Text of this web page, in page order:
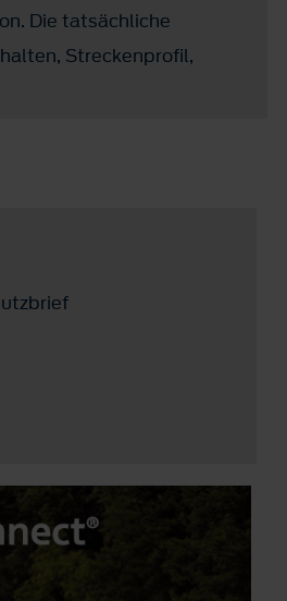
Die tatsächliche
Streckenprofil,